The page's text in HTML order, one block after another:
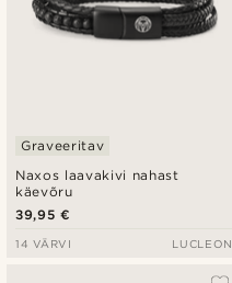
Naxos laavakivi nahast
käevõru
Graveeritav
39,95 €
14 VÄRVI LUCLEON